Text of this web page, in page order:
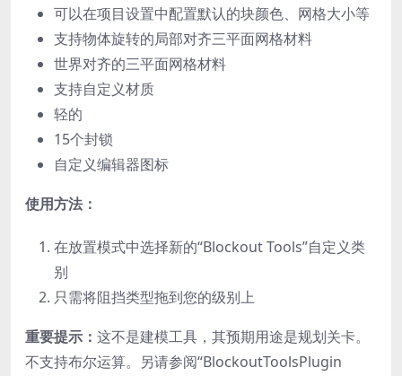
可以在项目设置中配置默认​​的块颜色、网格大小等
支持物体旋转的局部对齐三平面网格材料
世界对齐的三平面网格材料
支持自定义材质
轻的
15个封锁
自定义编辑器图标
使用方法：
在放置模式中选择新的“Blockout Tools”自定义类
别
只需将阻挡类型拖到您的级别上
重要提示： 这不是建模工具，其预期用途是规划关卡。
不支持布尔运算。另请参阅“BlockoutToolsPlugin